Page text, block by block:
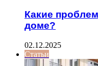
Какие
доме?
02.12.2025
Статьи